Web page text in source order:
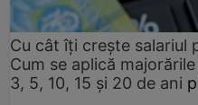
Cu cât îți crește salariul
Cum se aplică
3, 5, 10, 15 și 20 de ani